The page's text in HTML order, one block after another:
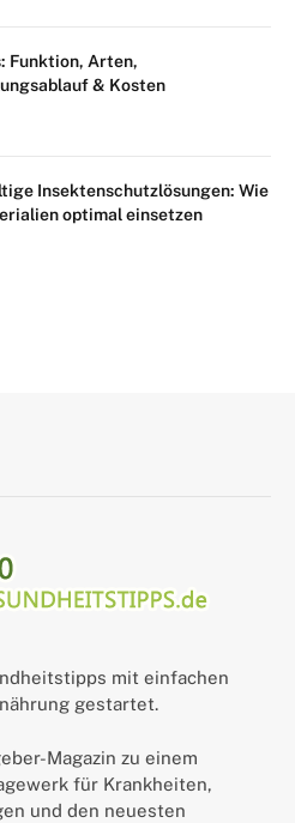
Funktion, Arten,
& Kosten
Insektenschutzlösungen: Wie
optimal einsetzen
mit einfachen
gestartet.
Magazin zu einem
für Krankheiten,
und den neuesten